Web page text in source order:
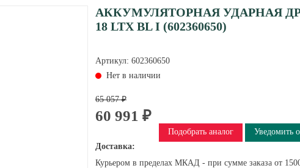
АККУМУЛЯТОРНАЯ УДАРНАЯ
18 LTX BL I (602360650)
Артикул: 602360650
Нет в наличии
65 057 ₽
60 991 ₽
Подобрать аналог
Уведомить
Доставка:
Курьером в пределах МКАД - при сумме заказа от